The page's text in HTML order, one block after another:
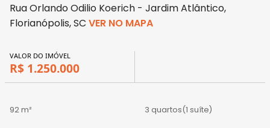
Rua Orlando Odilio Koerich - Jardim Atlântico,
Florianópolis, SC VER NO MAPA
VALOR DO IMÓVEL
R$ 1.250.000
92 m² 3 quartos(1 suíte)